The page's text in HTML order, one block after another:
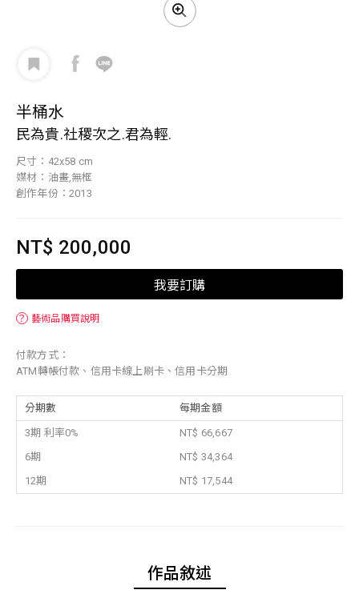
半桶水
民為貴.社稷次之.君為輕.
尺寸：42x58 cm
媒材：油畫,無框
創作年份：2013
NT$ 200,000
我要訂購
？ 藝術品購買說明
付款方式：
ATM轉帳付款、信用卡線上刷卡、信用卡分期
分期數 每期金額
3期 利率0%
NT$ 66,667
6期
NT$ 34,364
12期
NT$ 17,544
作品敘述